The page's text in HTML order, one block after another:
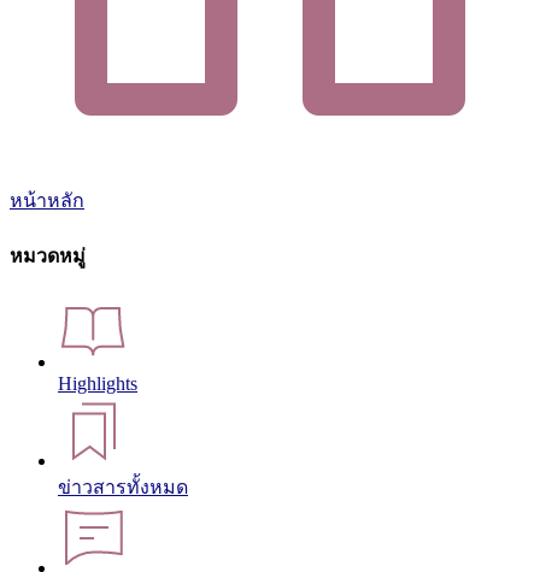
หน้าหลัก
หมวดหมู่
Highlights
ข่าวสารทั้งหมด